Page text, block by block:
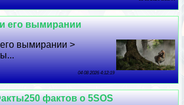
его вымирании
вымирании >
04 08 2026 4:12:19
фактов о 5SOS